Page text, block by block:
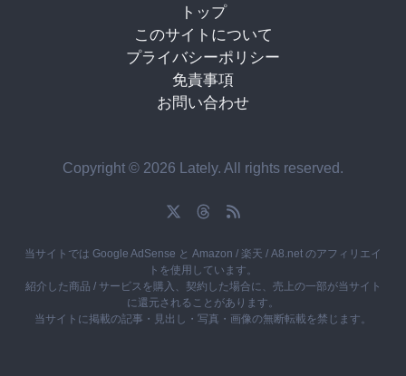
トップ
このサイトについて
プライバシーポリシー
免責事項
お問い合わせ
Copyright © 2026 Lately. All rights reserved.
当サイトでは Google AdSense と Amazon / 楽天 / A8.net のアフィリエイ
トを使用しています。
紹介した商品 / サービスを購入、契約した場合に、売上の一部が当サイト
に還元されることがあります。
当サイトに掲載の記事・見出し・写真・画像の無断転載を禁じます。